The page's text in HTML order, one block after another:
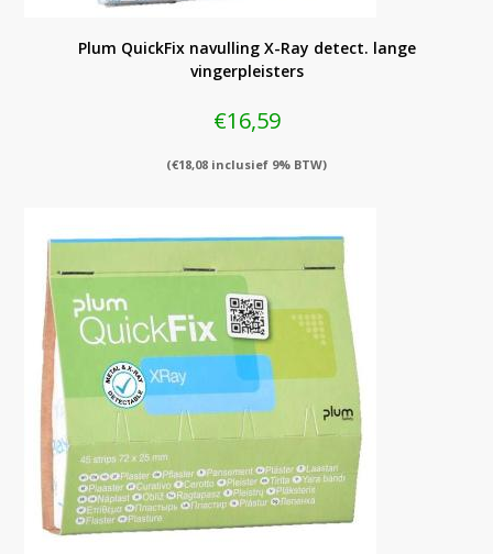
Plum QuickFix navulling X-Ray detect. lange
vingerpleisters
€16,59
(€18,08 inclusief 9% BTW)